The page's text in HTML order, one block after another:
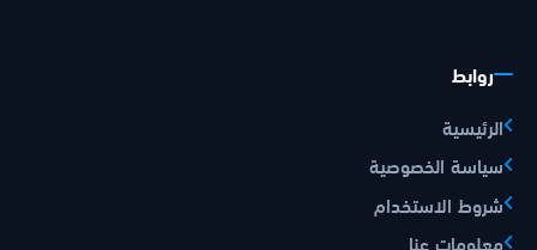
روابط
الرئيسية
سياسة الخصوصية
شروط الاستخدام
معلومات عنا